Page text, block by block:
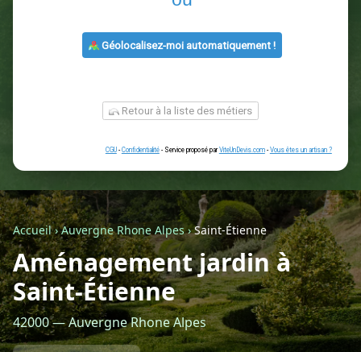
votre projet :
ou
Géolocalisez-moi automatiquement !
Retour à la liste des métiers
CGU - Confidentialité- Service proposé parViteUnDevis.com -Vous
Accueil›Auvergne Rhone Alpes›Saint-Étienne
Aménagement jardin à
Saint-Étienne
42000 — Auvergne Rhone Alpes